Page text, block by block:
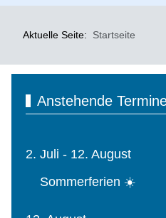
Aktuelle Seite: Startseite
Anstehende
2. Juli - 12. August
Sommerferien ☀️